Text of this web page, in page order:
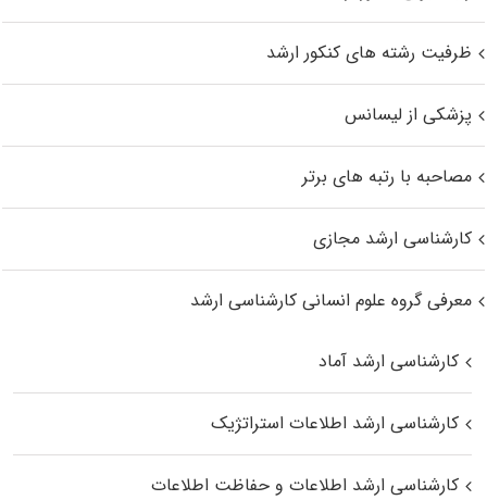
ظرفیت رشته های کنکور ارشد
پزشکی از لیسانس
مصاحبه با رتبه های برتر
کارشناسی ارشد مجازی
معرفی گروه علوم انسانی کارشناسی ارشد
کارشناسی ارشد آماد
کارشناسی ارشد اطلاعات استراتژیک
کارشناسی ارشد اطلاعات و حفاظت اطلاعات